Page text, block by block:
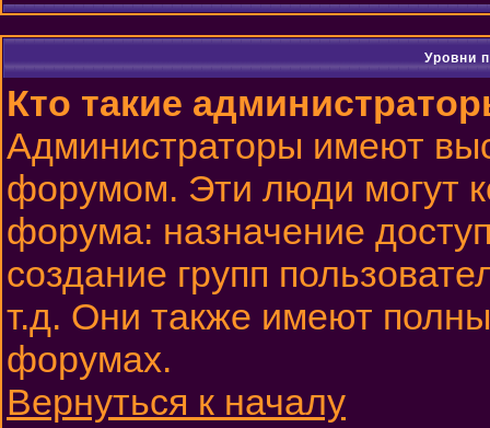
Уровни
Кто такие
Администраторы имеют
форумом. Эти люди могут
форума: назначение
создание групп
т.д. Они также имеют
форумах.
Вернуться к началу